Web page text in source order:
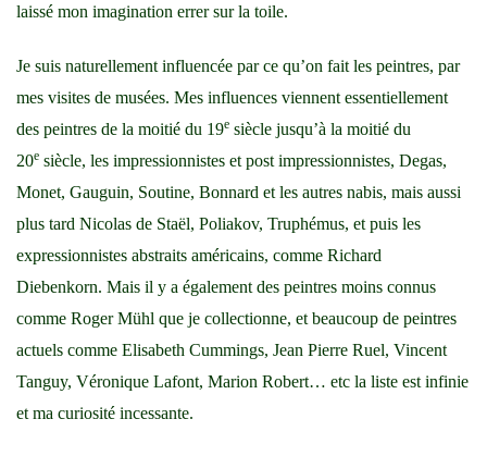
laissé mon imagination errer sur la toile.
Je suis naturellement influencée par ce qu’on fait les peintres, par
mes visites de musées. Mes influences viennent essentiellement
des peintres de la moitié du 19e siècle jusqu’à la moitié du
20e siècle, les impressionnistes et post impressionnistes, Degas,
Monet, Gauguin, Soutine, Bonnard et les autres nabis, mais aussi
plus tard Nicolas de Staël, Poliakov, Truphémus, et puis les
expressionnistes abstraits américains, comme Richard
Diebenkorn. Mais il y a également des peintres moins connus
comme Roger Mühl que je collectionne, et beaucoup de peintres
actuels comme Elisabeth Cummings, Jean Pierre Ruel, Vincent
Tanguy, Véronique Lafont, Marion Robert… etc la liste est infinie
et ma curiosité incessante.